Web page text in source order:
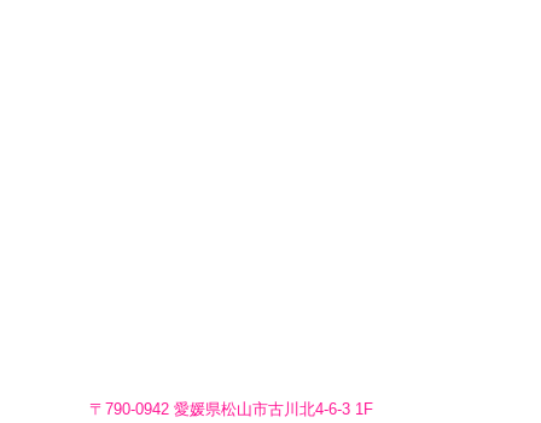
〒790-0942 愛媛県松山市古川北4-6-3 1F